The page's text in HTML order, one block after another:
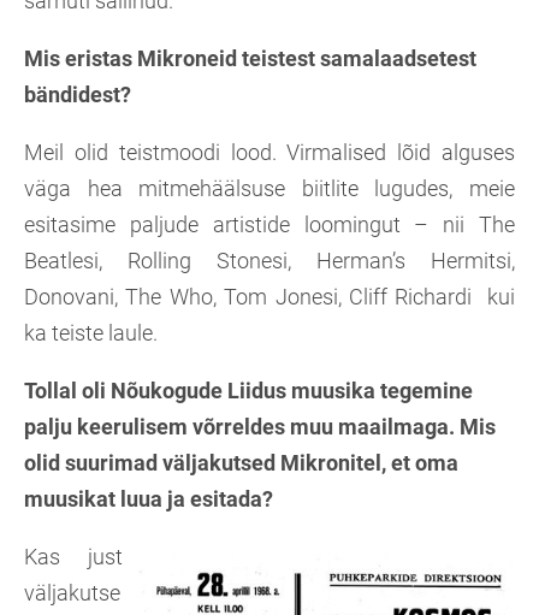
Mis eristas Mikroneid teistest samalaadsetest
bändidest?
Meil olid teistmoodi lood. Virmalised lõid alguses
väga hea mitmehäälsuse biitlite lugudes, meie
esitasime paljude artistide loomingut – nii The
Beatlesi, Rolling Stonesi, Herman’s Hermitsi,
Donovani, The Who, Tom Jonesi, Cliff Richardi kui
ka teiste laule.
Tollal oli Nõukogude Liidus muusika tegemine
palju keerulisem võrreldes muu maailmaga. Mis
olid suurimad väljakutsed Mikronitel, et oma
muusikat luua ja esitada?
Kas just
väljakutse